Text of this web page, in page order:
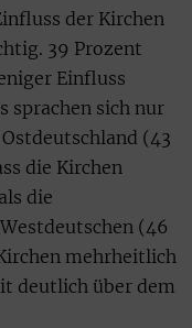
der Kirchen
39 Prozent
Einfluss
sprachen sich nur
(43
die Kirchen
die
(46
mehrheitlich
deutlich über dem